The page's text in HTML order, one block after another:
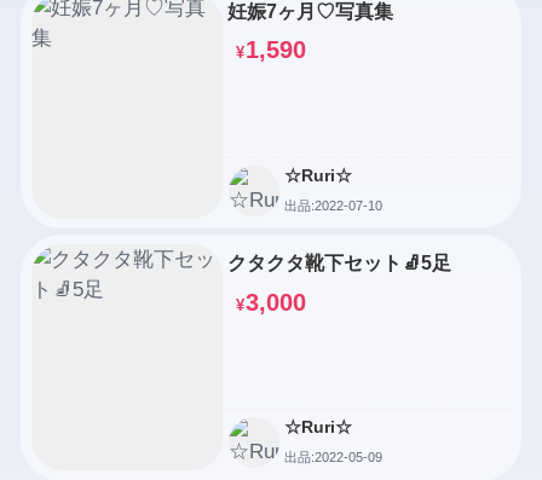
妊娠7ヶ月♡写真集
¥1,590
☆Ruri☆
出品:2022-07-10
クタクタ靴下セット🧦5足
¥3,000
☆Ruri☆
出品:2022-05-09